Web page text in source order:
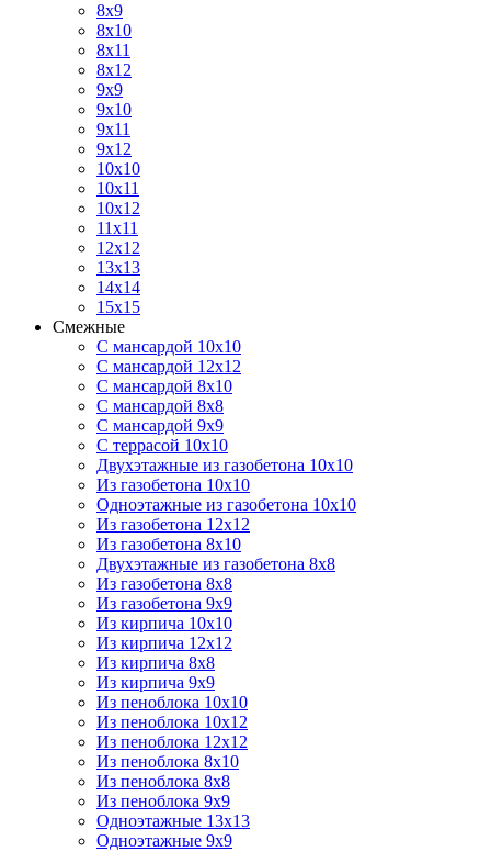
8х9
8х10
8х11
8х12
9х9
9х10
9х11
9х12
10х10
10х11
10х12
11х11
12х12
13х13
14х14
15х15
Смежные
С мансардой 10х10
С мансардой 12х12
С мансардой 8х10
С мансардой 8х8
С мансардой 9х9
С террасой 10х10
Двухэтажные из газобетона 10х10
Из газобетона 10х10
Одноэтажные из газобетона 10х10
Из газобетона 12х12
Из газобетона 8х10
Двухэтажные из газобетона 8х8
Из газобетона 8х8
Из газобетона 9х9
Из кирпича 10х10
Из кирпича 12х12
Из кирпича 8х8
Из кирпича 9х9
Из пеноблока 10х10
Из пеноблока 10х12
Из пеноблока 12х12
Из пеноблока 8х10
Из пеноблока 8х8
Из пеноблока 9х9
Одноэтажные 13х13
Одноэтажные 9х9